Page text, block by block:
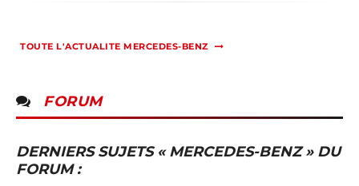
TOUTE L'ACTUALITE MERCEDES-BENZ
FORUM
DERNIERS SUJETS « MERCEDES-BENZ » DU
FORUM :